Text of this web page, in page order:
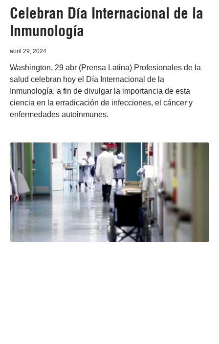
Celebran Día Internacional de la
Inmunología
abril 29, 2024
Washington, 29 abr (Prensa Latina) Profesionales de la
salud celebran hoy el Día Internacional de la
Inmunología, a fin de divulgar la importancia de esta
ciencia en la erradicación de infecciones, el cáncer y
enfermedades autoinmunes.